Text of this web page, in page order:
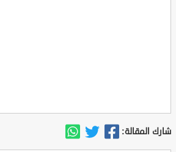
شارك المقالة: